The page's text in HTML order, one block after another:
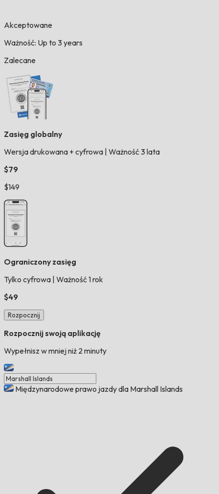
Akceptowane
Ważność: Up to 3 years
Zalecane
Zasięg globalny
Wersja drukowana + cyfrowa Ważność 3 lata
$79
$149
Ograniczony zasięg
Tylko cyfrowa Ważność 1 rok
$49
Rozpocznij
Rozpocznij swoją aplikację
Wypełnisz w mniej niż 2 minuty
Międzynarodowe prawo jazdy dla Marshall Islands